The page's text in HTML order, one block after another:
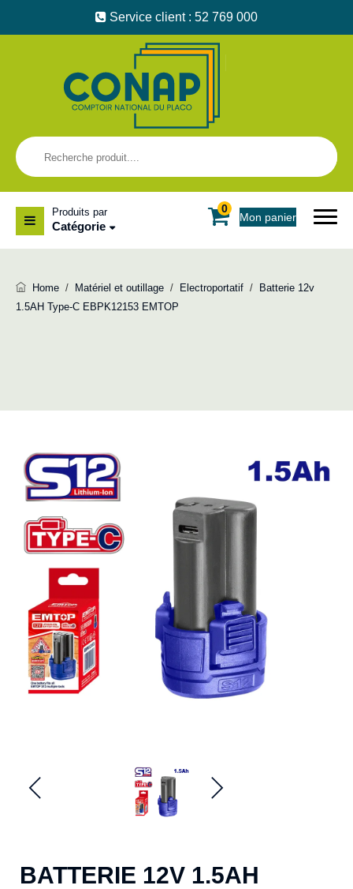
Service client : 52 769 000
0
Mon panier
Produits par
Catégorie
Home / Matériel et outillage / Electroportatif /
Batterie 12v
1.5AH Type-C EBPK12153 EMTOP
BATTERIE 12V 1.5AH